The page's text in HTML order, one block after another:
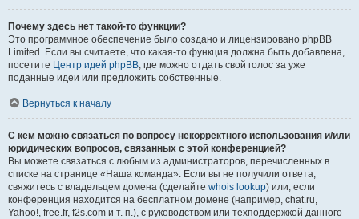
Почему здесь нет такой-то функции?
Это программное обеспечение было создано и лицензировано phpBB
Limited. Если вы считаете, что какая-то функция должна быть добавлена,
посетите Центр идей phpBB, где можно отдать свой голос за уже
поданные идеи или предложить собственные.
Вернуться к началу
С кем можно связаться по вопросу некорректного использования и/или
юридических вопросов, связанных с этой конференцией?
Вы можете связаться с любым из администраторов, перечисленных в
списке на странице «Наша команда». Если вы не получили ответа,
свяжитесь с владельцем домена (сделайте whois lookup) или, если
конференция находится на бесплатном домене (например, chat.ru,
Yahoo!, free.fr, f2s.com и т. п.), с руководством или техподдержкой данного